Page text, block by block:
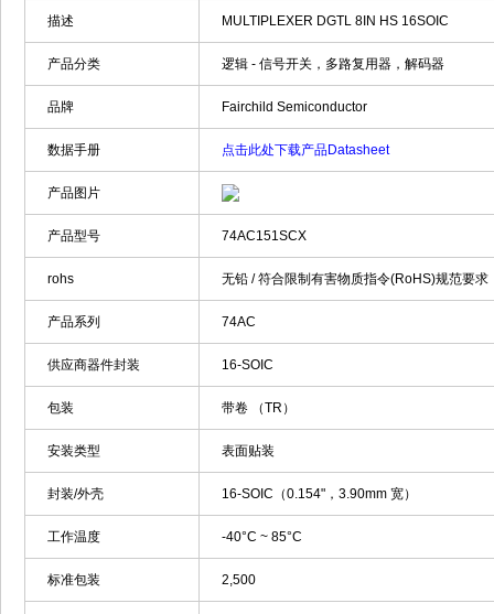
描述 MULTIPLEXER DGTL 8IN HS 16SOIC
产品分类 逻辑 - 信号开关，多路复用器，解码器
品牌 Fairchild Semiconductor
数据手册 点击此处下载产品Datasheet
产品图片
产品型号 74AC151SCX
rohs 无铅 / 符合限制有害物质指令(RoHS)规范要求
产品系列 74AC
供应商器件封装 16-SOIC
包装 带卷 （TR）
安装类型 表面贴装
封装/外壳 16-SOIC（0.154"，3.90mm 宽）
工作温度 -40°C ~ 85°C
标准包装 2,500